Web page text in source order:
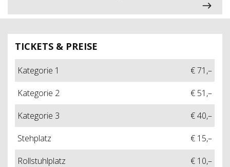
TICKETS & PREISE
Kategorie 1
€ 71,–
Kategorie 2
€ 51,–
Kategorie 3
€ 40,–
Stehplatz
€ 15,–
Rollstuhlplatz
€ 10,–